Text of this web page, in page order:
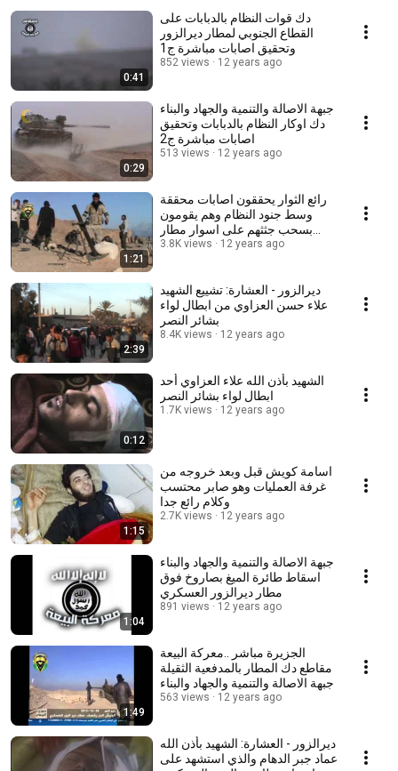
0:41
دك قوات النظام بالدبابات على
القطاع الجنوبي لمطار ديرالزور
وتحقيق اصابات مباشرة ج1
852 views 12 years ago
0:29
جبهة الاصالة والتنمية والجهاد والبناء
دك اوكار النظام بالدبابات وتحقيق
اصابات مباشرة ج2
513 views 12 years ago
1:21
رائع الثوار يحققون اصابات محققة
وسط جنود النظام وهم يقومون
بسحب جثثهم على اسوار مطار
ديرالزور
3.8K views 12 years ago
2:39
ديرالزور - العشارة: تشييع الشهيد
علاء حسن العزاوي من ابطال لواء
بشائر النصر
8.4K views 12 years ago
0:12
الشهيد بأذن الله علاء العزاوي أحد
ابطال لواء بشائر النصر
1.7K views 12 years ago
1:15
اسامة كويش قبل وبعد خروجه من
غرفة العمليات وهو صابر محتسب
وكلام رائع جدا
2.7K views 12 years ago
1:04
جبهة الاصالة والتنمية والجهاد والبناء
اسقاط طائرة الميغ بصاروخ فوق
مطار ديرالزور العسكري
891 views 12 years ago
1:49
الجزيرة مباشر ..معركة البيعة
مقاطع دك المطار بالمدفعية الثقيلة
جبهة الاصالة والتنمية والجهاد والبناء
563 views 12 years ago
ديرالزور - العشارة: الشهيد بأذن الله
عماد جبر الدهام والذي استشهد على